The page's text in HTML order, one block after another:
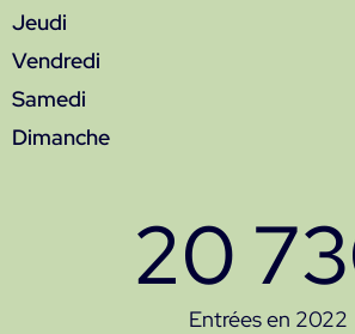
Jeudi
Vendredi
Samedi
Dimanche
Entrées en 2022
20